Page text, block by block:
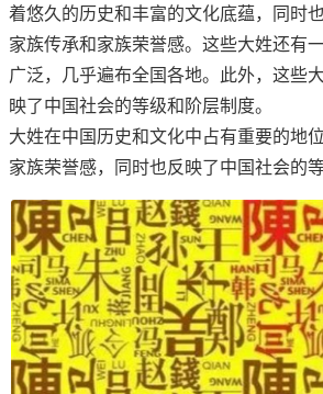
着悠久的历史和丰富的文化底蕴，同时
家族传承和家族荣誉感。这些大姓还有
广泛，几乎遍布全国各地。此外，这些
映了中国社会的等级和阶层制度。
大姓在中国历史和文化中占有重要的地
家族荣誉感，同时也反映了中国社会的